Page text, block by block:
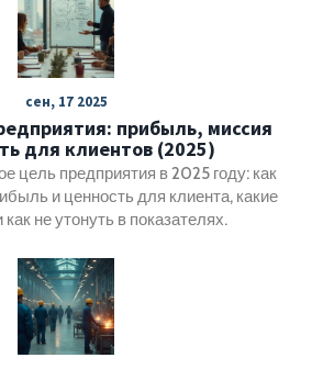
на каждом этапе, как можно
вовремя и что внедряют
чтобы избежать брака.
простые приёмы, которые работают
на практике.
сен, 17 2025
прибыль, миссия
для клиентов (2025)
цель предприятия в 2025 году: как
и ценность для клиента, какие
как не утонуть в показателях.